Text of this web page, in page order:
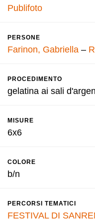
Publifoto
PERSONE
Farinon, Gabriella –
PROCEDIMENTO
gelatina ai sali
MISURE
6x6
COLORE
b/n
PERCORSI TEMATICI
FESTIVAL DI